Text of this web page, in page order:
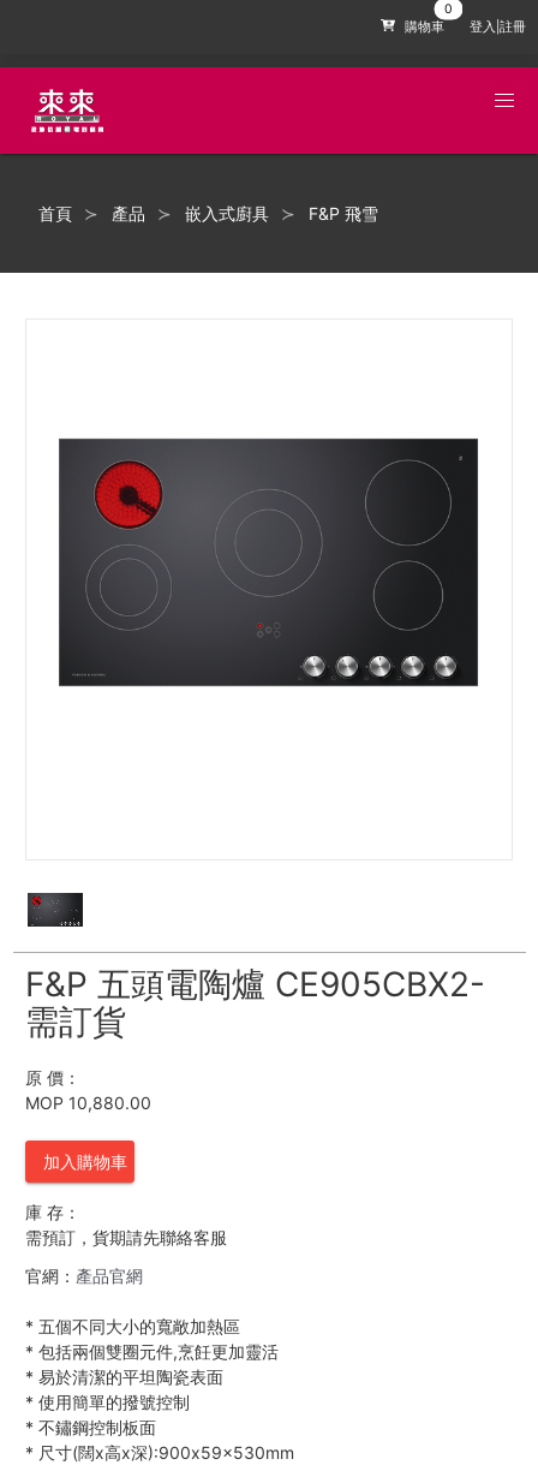
購物車 登入|註冊
首頁 產品 嵌入式廚具 F&P 飛雪
F&P 五頭電陶爐 CE905CBX2-
需訂貨
原 價：
MOP 10,880.00
加入購物車
庫 存：
需預訂，貨期請先聯絡客服
官網： 產品官網
* 五個不同大小的寬敞加熱區
* 包括兩個雙圈元件,烹飪更加靈活
* 易於清潔的平坦陶瓷表面
* 使用簡單的撥號控制
* 不鏽鋼控制板面
* 尺寸(闊x高x深):900x59x530mm